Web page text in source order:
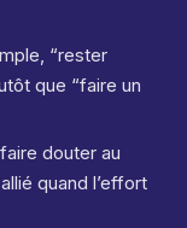
“rester
que “faire un
douter au
quand l’effort